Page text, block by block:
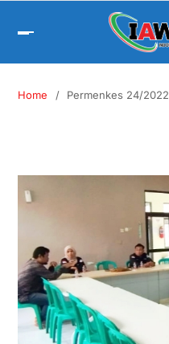
Home Permenkes 24/2022